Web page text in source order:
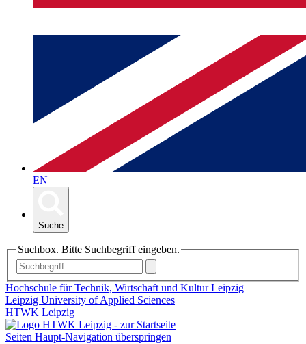
EN
Suche
Suchbox. Bitte Suchbegriff eingeben.
Hochschule für Technik, Wirtschaft und Kultur Leipzig
Leipzig University of Applied Sciences
HTWK Leipzig
Seiten Haupt-Navigation überspringen